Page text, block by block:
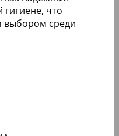
что
выбором среди